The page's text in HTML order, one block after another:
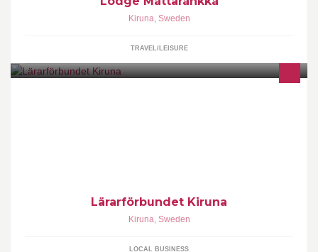
Kiruna, Sweden
TRAVEL/LEISURE
Lärarförbundet Kiruna
Kiruna, Sweden
LOCAL BUSINESS